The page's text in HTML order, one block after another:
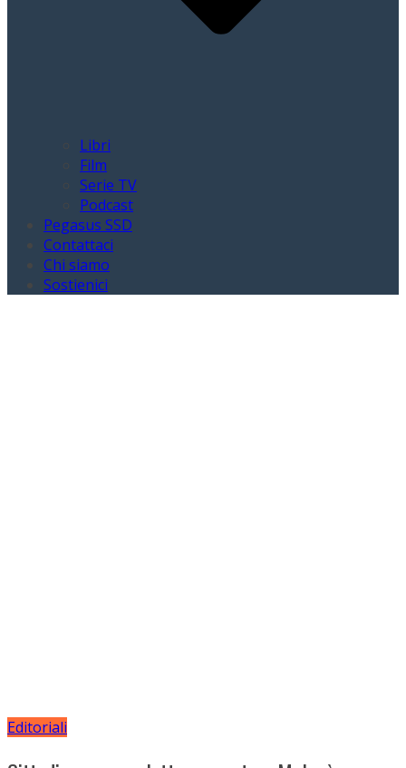
Libri
Film
Serie TV
Podcast
Pegasus SSD
Contattaci
Chi siamo
Sostienici
Editoriali